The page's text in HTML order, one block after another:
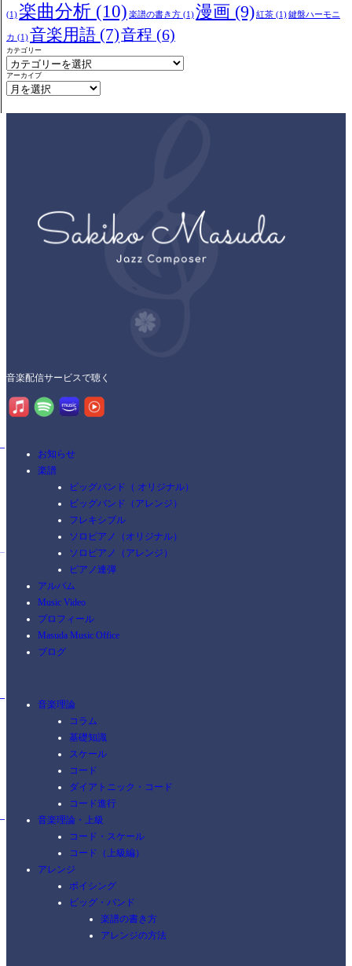
(1) 楽曲分析 (10) 楽譜の書き方 (1)漫画 (9)紅茶 (1)鍵盤ハーモニ
カ (1)音楽用語 (7)音程 (6)
カテゴリー
アーカイブ
音楽配信サービスで聴く
お知らせ
楽譜
ビッグバンド（ オリジナル）
ビッグバンド（アレンジ）
フレキシブル
ソロピアノ（オリジナル）
ソロピアノ（アレンジ）
ピアノ連弾
アルバム
Music Video
プロフィール
Masuda Music Office
ブログ
音楽理論
コラム
基礎知識
スケール
コード
ダイアトニック・コード
コード進行
音楽理論・上級
コード・スケール
コード（上級編）
アレンジ
ボイシング
ビッグ・バンド
楽譜の書き方
アレンジの方法